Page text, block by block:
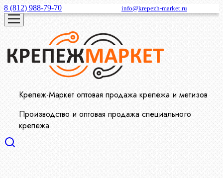
8 (812) 988-79-70 info@krepezh-market.ru
Крепеж-Маркет оптовая продажа крепежа и метизов
Производство и оптовая продажа специального
крепежа